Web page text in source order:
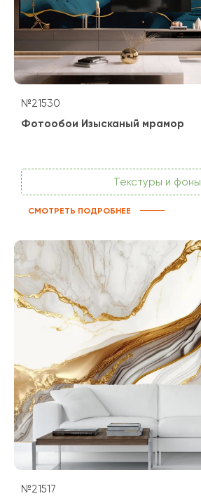
№21530
Фотообои Изысканый мрамор
Текстуры и фоны
СМОТРЕТЬ ПОДРОБНЕЕ
№21517